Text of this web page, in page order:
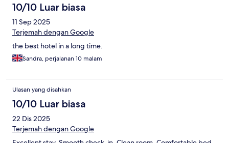
10/10 Luar biasa
11 Sep 2025
Terjemah dengan Google
the best hotel in a long time.
Sandra, perjalanan 10 malam
Ulasan yang disahkan
10/10 Luar biasa
22 Dis 2025
Terjemah dengan Google